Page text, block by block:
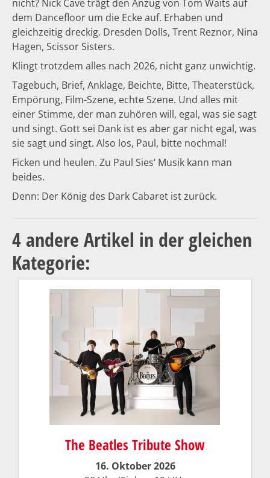
nicht? Nick Cave trägt den Anzug von Tom Waits auf
dem Dancefloor um die Ecke auf. Erhaben und
gleichzeitig dreckig. Dresden Dolls, Trent Reznor, Nina
Hagen, Scissor Sisters.
Klingt trotzdem alles nach 2026, nicht ganz unwichtig.
Tagebuch, Brief, Anklage, Beichte, Bitte, Theaterstück,
Empörung, Film-Szene, echte Szene. Und alles mit
einer Stimme, der man zuhören will, egal, was sie sagt
und singt. Gott sei Dank ist es aber gar nicht egal, was
sie sagt und singt. Also los, Paul, bitte nochmal!
Ficken und heulen. Zu Paul Sies‘ Musik kann man
beides.
Denn: Der König des Dark Cabaret ist zurück.
4 andere Artikel in der gleichen
Kategorie:
The Beatles Tribute Show
16. Oktober 2026